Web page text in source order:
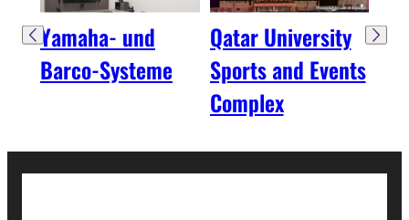
Yamaha- und
Barco-Systeme
Qatar University
Sports and Events
Complex